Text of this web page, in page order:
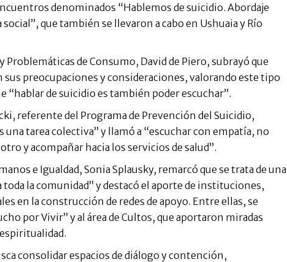
denominados “Hablemos de suicidio. Abordaje
que también se llevaron a cabo en Ushuaia y Río
Problemáticas de Consumo, David de Piero, subrayó que
preocupaciones y consideraciones, valorando este tipo
“hablar de suicidio es también poder escuchar”.
referente del Programa de Prevención del Suicidio,
una tarea colectiva” y llamó a “escuchar con empatía, no
y acompañar hacia los servicios de salud”.
e Igualdad, Sonia Splausky, remarcó que se trata de una
toda la comunidad” y destacó el aporte de instituciones,
en la construcción de redes de apoyo. Entre ellas, se
por Vivir” y al área de Cultos, que aportaron miradas
consolidar espacios de diálogo y contención,